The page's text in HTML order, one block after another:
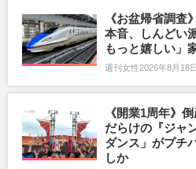
《お盆帰省調査
本音、しんどい
もっと嬉しい」
週刊女性2026年8月18
《開業1周年》
だらけの『ジャ
ダンス」がプチ
しか